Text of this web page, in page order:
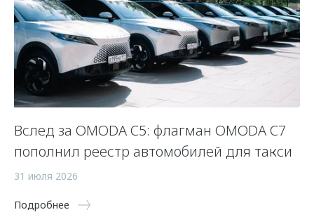
Вслед за OMODA C5: флагман OMODA C7
пополнил реестр автомобилей для такси
31 июля 2026
Подробнее